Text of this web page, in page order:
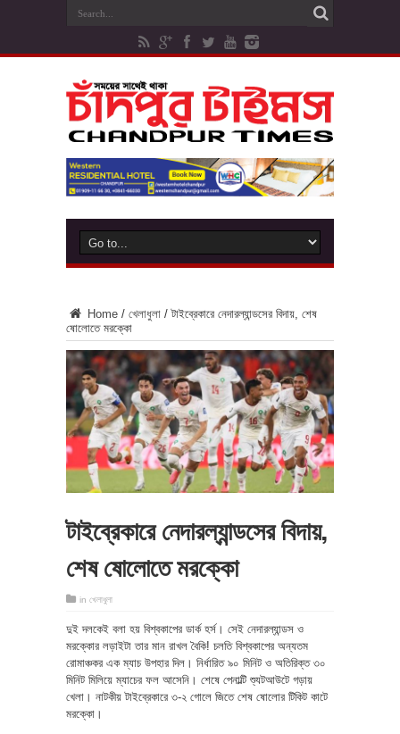
Home / খেলাধুলা / টাইব্রেকারে নেদারল্যান্ডসের বিদায়, শেষ
ষোলোতে মরক্কো
টাইব্রেকারে নেদারল্যান্ডসের বিদায়,
শেষ ষোলোতে মরক্কো
in খেলাধুলা
দুই দলকেই বলা হয় বিশ্বকাপের ডার্ক হর্স। সেই নেদারল্যান্ডস ও
মরক্কোর লড়াইটা তার মান রাখল বৈকি! চলতি বিশ্বকাপের অন্যতম
রোমাঞ্চকর এক ম্যাচ উপহার দিল। নির্ধারিত ৯০ মিনিট ও অতিরিক্ত ৩০
মিনিট মিলিয়ে ম্যাচের ফল আসেনি। শেষে পেনাল্টি শ্যুটআউটে গড়ায়
খেলা। নাটকীয় টাইব্রেকারে ৩-২ গোলে জিতে শেষ ষোলোর টিকিট কাটে
মরক্কো।